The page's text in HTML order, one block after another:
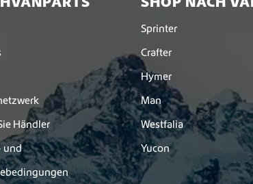
Händler
und
Sprinter
Crafter
Hymer
Man
Westfalia
Yucon